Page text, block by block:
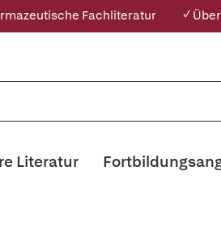
Fachliteratur ✓
Literatur